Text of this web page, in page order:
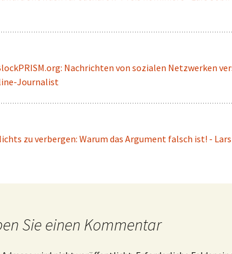
Nachrichten von sozialen Netzwerken
Journalist
zu verbergen: Warum das Argument falsch ist! -
Sie einen Kommentar